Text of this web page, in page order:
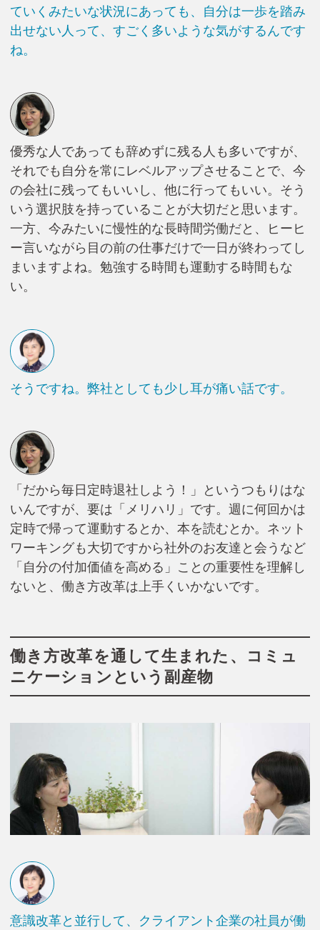
ていくみたいな状況にあっても、自分は一歩を踏み
出せない人って、すごく多いような気がするんです
ね。
優秀な人であっても辞めずに残る人も多いですが、
それでも自分を常にレベルアップさせることで、今
の会社に残ってもいいし、他に行ってもいい。そう
いう選択肢を持っていることが大切だと思います。
一方、今みたいに慢性的な長時間労働だと、ヒーヒ
ー言いながら目の前の仕事だけで一日が終わってし
まいますよね。勉強する時間も運動する時間もな
い。
そうですね。弊社としても少し耳が痛い話です。
「だから毎日定時退社しよう！」というつもりはな
いんですが、要は「メリハリ」です。週に何回かは
定時で帰って運動するとか、本を読むとか。ネット
ワーキングも大切ですから社外のお友達と会うなど
「自分の付加価値を高める」ことの重要性を理解し
ないと、働き方改革は上手くいかないです。
働き方改革を通して生まれた、コミュ
ニケーションという副産物
意識改革と並行して、クライアント企業の社員が働